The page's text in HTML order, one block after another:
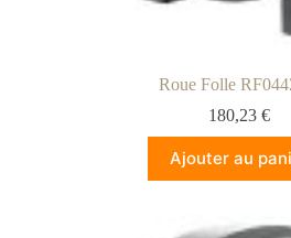
Roue Folle
180,23€
Ajouter au